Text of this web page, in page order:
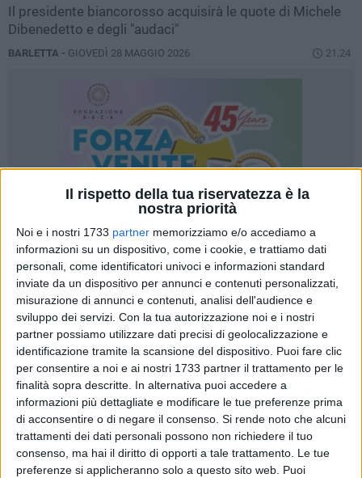
Il rispetto della tua riservatezza è la
nostra priorità
Noi e i nostri 1733 partner memorizziamo e/o accediamo a
informazioni su un dispositivo, come i cookie, e trattiamo dati
personali, come identificatori univoci e informazioni standard
inviate da un dispositivo per annunci e contenuti personalizzati,
misurazione di annunci e contenuti, analisi dell'audience e
sviluppo dei servizi. Con la tua autorizzazione noi e i nostri
partner possiamo utilizzare dati precisi di geolocalizzazione e
identificazione tramite la scansione del dispositivo. Puoi fare clic
per consentire a noi e ai nostri 1733 partner il trattamento per le
finalità sopra descritte. In alternativa puoi accedere a
informazioni più dettagliate e modificare le tue preferenze prima
di acconsentire o di negare il consenso. Si rende noto che alcuni
trattamenti dei dati personali possono non richiedere il tuo
consenso, ma hai il diritto di opporti a tale trattamento. Le tue
preferenze si applicheranno solo a questo sito web. Puoi
Il presidente biancorosso acquisirà le quote di Michele
Dibenedetto e degli "audaci"
BARLETTA - GIOVEDÌ 28 MAGGIO 2026 21.24
COSIMO CAMPANELLA
Il dado è tratto. Al termine dell'atteso incontro tenutosi in
serata tra Marco Arturo Romano e Michele Dibenedetto, in
rappresentanza del gruppo degli "audaci", le parti hanno
stipulato un compromesso che vede l'acquisizione dell'intero
pacchetto azionario della SS Barletta 1922 nelle mani di